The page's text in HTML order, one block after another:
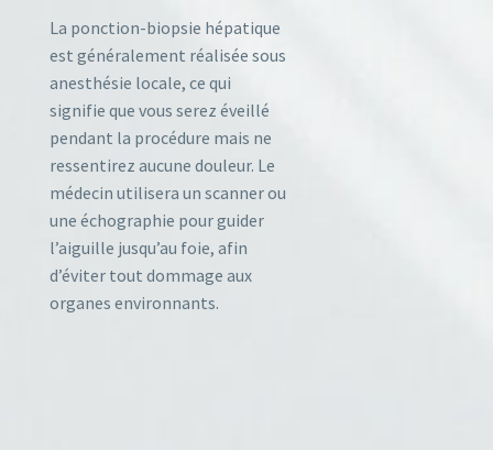
La ponction-biopsie hépatique
est généralement réalisée sous
anesthésie locale, ce qui
signifie que vous serez éveillé
pendant la procédure mais ne
ressentirez aucune douleur. Le
médecin utilisera un scanner ou
une échographie pour guider
l’aiguille jusqu’au foie, afin
d’éviter tout dommage aux
organes environnants.